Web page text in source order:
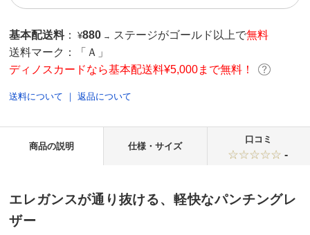
基本配送料 ： ¥880 → ステージがゴールド以上で無料
送料マーク：
「Ａ」
ディノスカードなら基本配送料¥5,000まで無料！
送料について ｜返品について
商品の説明 仕様・サイズ
口コミ
-
エレガンスが通り抜ける、軽快なパンチングレ
ザー